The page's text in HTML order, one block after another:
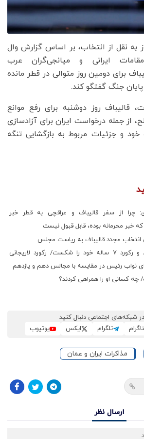
به نقل از انتخاب، بر اساس گزارش وال
ایرانی و میانجی‌گران عرب
برای دومین روز متوالی در قطر مانده
پایان جنگ گفتگو کند.
قالیباف روز دوشنبه برای رفع موانع
از جمله درخواست ایران برای آزادسازی
خود و جزئیات مربوط به بازگشایی تنگه
چرا از سفر قالیباف و عراقچی به قطر خبر
خبر محرمانه بوده، قابل قبول نیست
انتخاب مجدد قالیباف به ریاست مجلس
قالیباف رئیس ماند و رکورد ۷ ساله خود را شکست/ رکورد لاریجانی
نواب رئیس در مقایسه با مجالس دهم و یازدهم
چه کسانی او را همراهی کردند؟
در شبکه‌های اجتماعی دنبال کنید
تلگرام ایکس یوتیوب
مذاکرات ایران و عمان
ارسال نظر